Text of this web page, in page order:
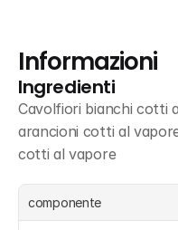
Informazioni
Ingredienti
Cavolfiori bianchi cotti
arancioni cotti al
cotti al vapore
componente